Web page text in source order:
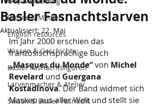
Presse & Medien
English resources
Wissen & Geschichte
Basler Fasnachtsfiguren
Larvenmacher & Atelier
Saison & Basler Fasnacht
Basler Fasnachtslarven
Aktualisiert: 22. Mai
Im Jahr 2000 erschien das
französischsprachige Buch
„Masques du Monde“ von Michel
Revelard und Guergana
Kostadinova. Der Band widmet sich
Masken aus aller Welt und stellt sie